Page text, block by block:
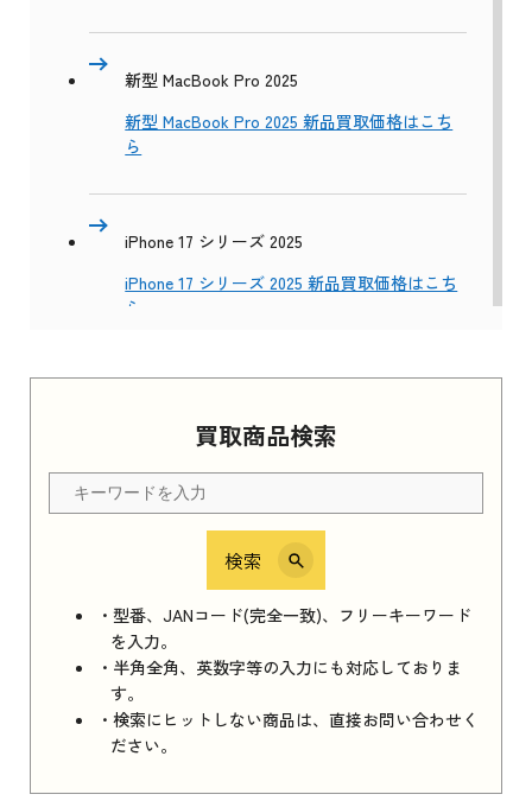
買取商品検索
検索
・型番、JANコード(完全一致)、フリーキーワード
を入力。
・半角全角、英数字等の入力にも対応しておりま
す。
・検索にヒットしない商品は、直接お問い合わせく
ださい。
新型 MacBook Pro 2025
新型 MacBook Pro 2025 新品買取価格はこち
ら
iPhone 17 シリーズ 2025
iPhone 17 シリーズ 2025 新品買取価格はこち
ら
Apple Watch Series 11 2025 新品買取価格はこ
ちら
iPhone 16e シリーズ 2025
iPhone 16e シリーズ 2025 新品買取価格はこち
ら
iPad 11インチ 2025年春モデル
はこちら